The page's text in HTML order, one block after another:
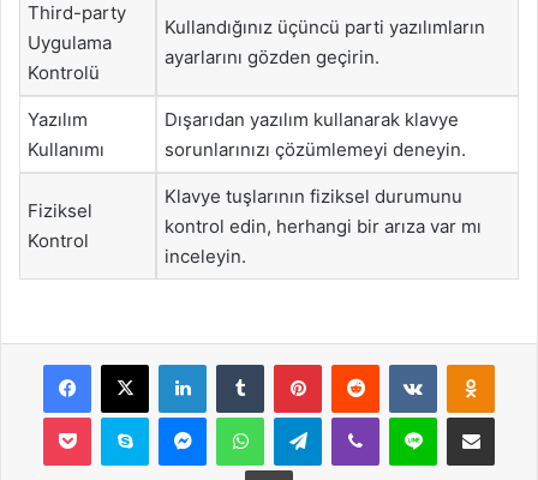
Third-party
Uygulama
Kontrolü
Kullandığınız üçüncü parti yazılımların
ayarlarını gözden geçirin.
Yazılım
Kullanımı
Dışarıdan yazılım kullanarak klavye
sorunlarınızı çözümlemeyi deneyin.
Fiziksel
Kontrol
Klavye tuşlarının fiziksel durumunu
kontrol edin, herhangi bir arıza var mı
inceleyin.
Facebook
X LinkedInTumblr PinterestReddit VKontakte
Pocket Skype MessengerWhatsAppTelegramViber Line E-Posta ile
Yazdır